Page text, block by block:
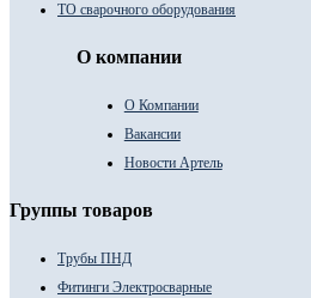
ТО сварочного оборудования
О компании
О Компании
Вакансии
Новости Артель
Группы товаров
Трубы ПНД
Фитинги Электросварные